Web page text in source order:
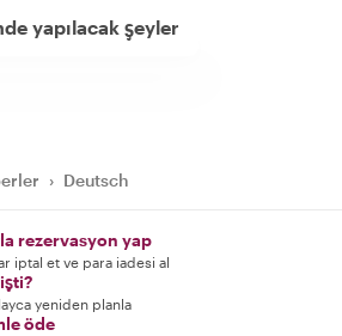
yapılacak şeyler
› Deutsch
rezervasyon yap
iptal et ve para iadesi al
yeniden planla
öde